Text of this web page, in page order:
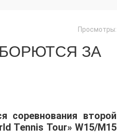
Просмотры:
ЗА
соревнования второй
Tennis Tour» W15/M15